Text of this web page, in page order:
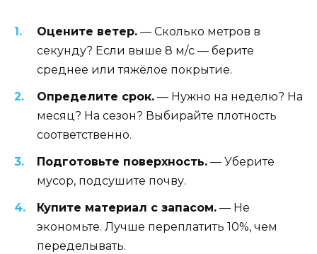
Оцените ветер. — Сколько метров в
секунду? Если выше 8 м/с — берите
среднее или тяжёлое покрытие.
Определите срок. — Нужно на неделю? На
месяц? На сезон? Выбирайте плотность
соответственно.
Подготовьте поверхность. — Уберите
мусор, подсушите почву.
Купите материал с запасом. — Не
экономьте. Лучше переплатить 10%, чем
переделывать.